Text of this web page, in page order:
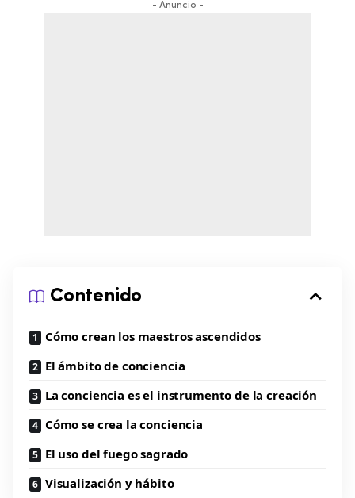
- Anuncio -
Contenido
Cómo crean los maestros ascendidos
El ámbito de conciencia
La conciencia es el instrumento de la creación
Cómo se crea la conciencia
El uso del fuego sagrado
Visualización y hábito